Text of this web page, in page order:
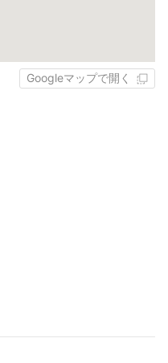
Googleマップで開く